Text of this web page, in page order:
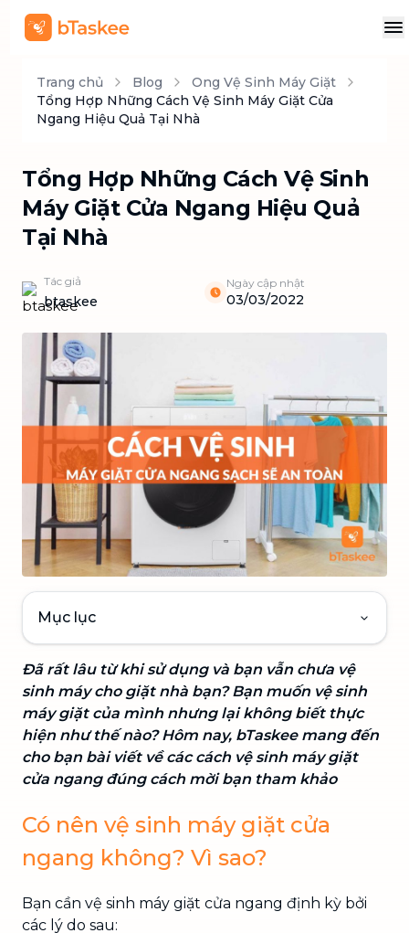
Trang chủ Blog
Ong Vệ Sinh Máy Giặt
Tổng Hợp Những Cách Vệ Sinh Máy Giặt Cửa
Ngang Hiệu Quả Tại Nhà
Tổng Hợp Những Cách Vệ Sinh
Máy Giặt Cửa Ngang Hiệu Quả
Tại Nhà
Tác giả
btaskee
Ngày cập nhật
03/03/2022
Mục lục
Đã rất lâu từ khi sử dụng và bạn vẫn chưa vệ
sinh máy cho giặt nhà bạn? Bạn muốn vệ sinh
máy giặt của mình nhưng lại không biết thực
hiện như thế nào? Hôm nay, bTaskee mang đến
cho bạn bài viết về các cách vệ sinh máy giặt
cửa ngang đúng cách mời bạn tham khảo
Có nên vệ sinh máy giặt cửa
ngang không? Vì sao?
Bạn cần vệ sinh máy giặt cửa ngang định kỳ bởi
các lý do sau: